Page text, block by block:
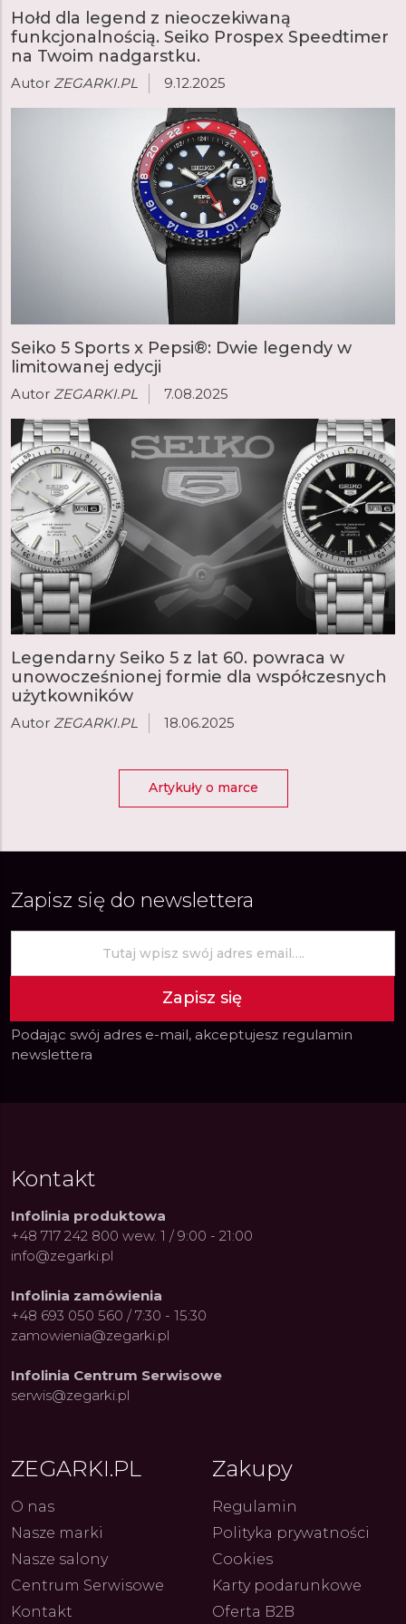
Constant: Pasja,
i Dostępny Luksus z
Fenomen marki Festina. Od
Hołd dla legend z nieoczekiwaną
funkcjonalnością. Seiko Prospex Speedtimer
na Twoim nadgarstku.
Autor ZEGARKI.PL 9.12.2025
Seiko 5 Sports x Pepsi®: Dwie legendy w
limitowanej edycji
Autor ZEGARKI.PL 7.08.2025
Legendarny Seiko 5 z lat 60. powraca w
unowocześnionej formie dla współczesnych
użytkowników
Autor ZEGARKI.PL 18.06.2025
Artykuły o marce
Zapisz się do newslettera
Zapisz się
Podając swój adres e-mail, akceptujesz regulamin
newslettera
Kontakt
Infolinia produktowa
+48 717 242 800 wew. 1 / 9:00 - 21:00
info@zegarki.pl
Infolinia zamówienia
+48 693 050 560 / 7:30 - 15:30
zamowienia@zegarki.pl
Infolinia Centrum Serwisowe
serwis@zegarki.pl
ZEGARKI.PL
O nas
Nasze marki
Nasze salony
Centrum Serwisowe
Kontakt
Zakupy
Regulamin
Polityka prywatności
Cookies
Karty podarunkowe
Oferta B2B